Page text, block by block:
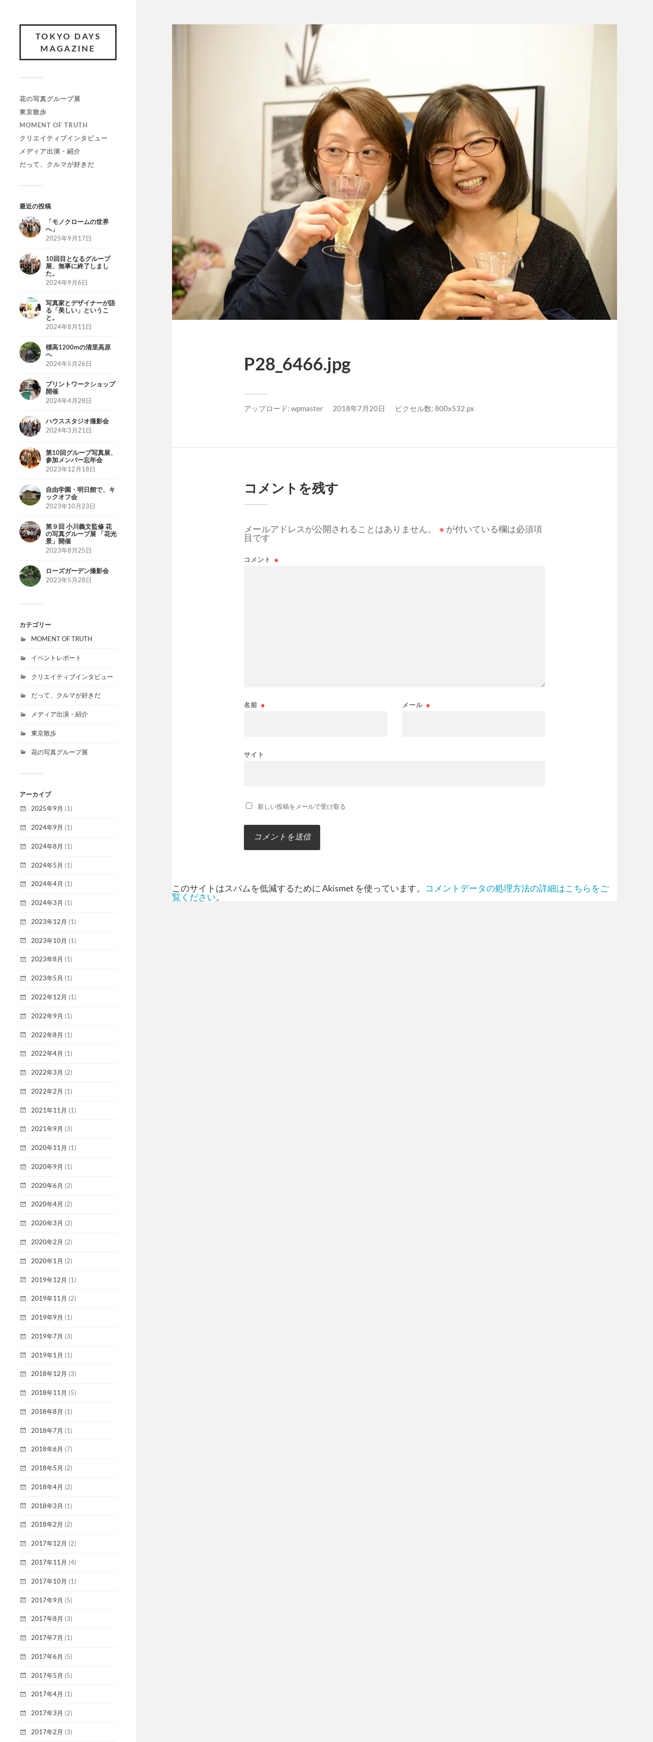
TOKYO DAYS
MAGAZINE
花の写真グループ展
東京散歩
MOMENT OF TRUTH
クリエイティブインタビュー
メディア出演・紹介
だって、クルマが好きだ
最近の投稿
「モノクロームの世界
へ」
2025年9月17日
10回目となるグループ
展、無事に終了しまし
た。
2024年9月6日
写真家とデザイナーが語
る「美しい」というこ
と。
2024年8月11日
標高1200mの清里高原
へ
2024年5月26日
プリントワークショップ
開催
2024年4月28日
ハウススタジオ撮影会
2024年3月21日
第10回グループ写真展、
参加メンバー忘年会
2023年12月18日
自由学園・明日館で、キ
ックオフ会
2023年10月23日
第９回 小川義文監修 花
の写真グループ展 「花光
景」開催
2023年8月25日
ローズガーデン撮影会
2023年5月28日
カテゴリー
MOMENT OF TRUTH
イベントレポート
クリエイティブインタビュー
だって、クルマが好きだ
メディア出演・紹介
東京散歩
花の写真グループ展
アーカイブ
2025年9月 (1)
2024年9月 (1)
2024年8月 (1)
2024年5月 (1)
2024年4月 (1)
2024年3月 (1)
2023年12月 (1)
2023年10月 (1)
2023年8月 (1)
2023年5月 (1)
2022年12月 (1)
2022年9月 (1)
2022年8月 (1)
2022年4月 (1)
2022年3月 (2)
2022年2月 (1)
2021年11月 (1)
2021年9月 (3)
2020年11月 (1)
2020年9月 (1)
2020年6月 (2)
2020年4月 (2)
2020年3月 (2)
2020年2月 (2)
2020年1月 (2)
2019年12月 (1)
2019年11月 (2)
2019年9月 (1)
2019年7月 (3)
2019年1月 (1)
2018年12月 (3)
2018年11月 (5)
2018年8月 (1)
2018年7月 (1)
2018年6月 (7)
2018年5月 (2)
2018年4月 (2)
2018年3月 (1)
2018年2月 (2)
2017年12月 (2)
2017年11月 (4)
2017年10月 (1)
2017年9月 (5)
2017年8月 (3)
2017年7月 (1)
2017年6月 (5)
2017年5月 (5)
2017年4月 (1)
2017年3月 (2)
2017年2月 (3)
P28_6466.jpg
アップロード: wpmaster 2018年7月20日 ピクセル数: 800x532 px
コメントを残す
メールアドレスが公開されることはありません。 ※ が付いている欄は必須項
目です
コメント ※
名前 ※ メール ※
サイト
新しい投稿をメールで受け取る
このサイトはスパムを低減するために Akismet を使っています。 コメントデータの処理方法の詳細はこちらをご
覧ください。